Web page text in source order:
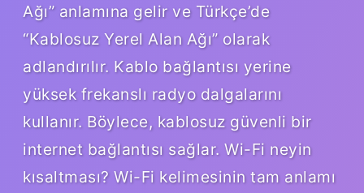
Ağı” anlamına gelir ve Türkçe’de
“Kablosuz Yerel Alan Ağı” olarak
adlandırılır. Kablo bağlantısı yerine
yüksek frekanslı radyo dalgalarını
kullanır. Böylece, kablosuz güvenli bir
internet bağlantısı sağlar. Wi-Fi neyin
kısaltması? Wi-Fi kelimesinin tam anlamı